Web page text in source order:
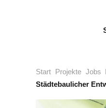
Start Projekte Jobs
Städtebaulicher